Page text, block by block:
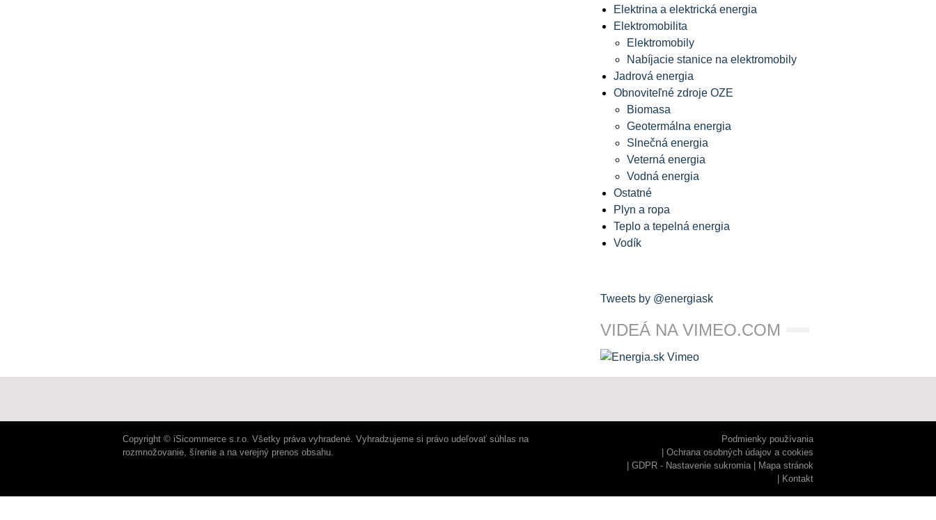
Elektrina a elektrická energia
Elektromobilita
Elektromobily
Nabíjacie stanice na elektromobily
Jadrová energia
Obnoviteľné zdroje OZE
Biomasa
Geotermálna energia
Slnečná energia
Veterná energia
Vodná energia
Ostatné
Plyn a ropa
Teplo a tepelná energia
Vodík
Tweets by @energiask
VIDEÁ NA VIMEO.COM
Copyright © iSicommerce s.r.o. Všetky práva vyhradené. Vyhradzujeme si právo udeľovať súhlas na
rozmnožovanie, šírenie a na verejný prenos obsahu.
Podmienky používania
Ochrana osobných údajov a cookies
GDPR - Nastavenie sukromia
Mapa stránok
Kontakt